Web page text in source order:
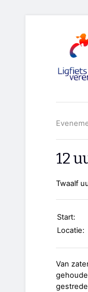
12
Twaalf
Start:
Locatie:
Van